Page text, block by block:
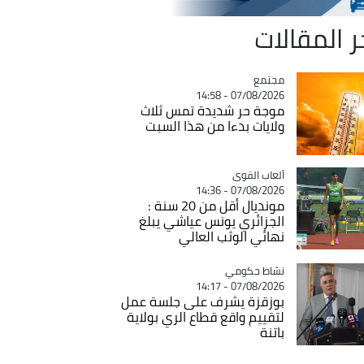
المقالات
Catégorie
مجتمع
07/08/2026 - 14:58
موجة حر شديدة تمس ثلاث
ولايات بدءا من هذا السبت
Catégorie
ألعاب القوى
07/08/2026 - 14:36
مونديال أقل من 20 سنة :
الجزائري يونس عياشي يبلغ
نهائي الوثب العالي
Catégorie
نشاط حكومي
07/08/2026 - 14:17
بوزقزة يشرف على جلسة عمل
لتقييم واقع قطاع الري بولاية
باتنة